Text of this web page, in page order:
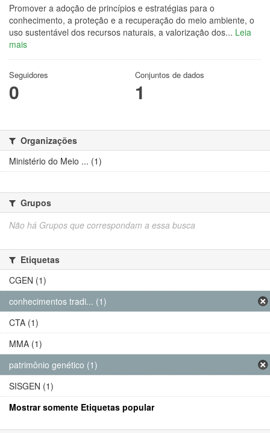
Promover a adoção de princípios e estratégias para o
conhecimento, a proteção e a recuperação do meio ambiente, o
uso sustentável dos recursos naturais, a valorização dos... Leia
mais
Seguidores
0
Conjuntos de dados
1
Organizações
Ministério do Meio ... (1)
Grupos
Não há Grupos que correspondam a essa busca
Etiquetas
CGEN (1)
conhecimentos tradi... (1)
CTA (1)
MMA (1)
patrimônio genético (1)
SISGEN (1)
Mostrar somente Etiquetas popular